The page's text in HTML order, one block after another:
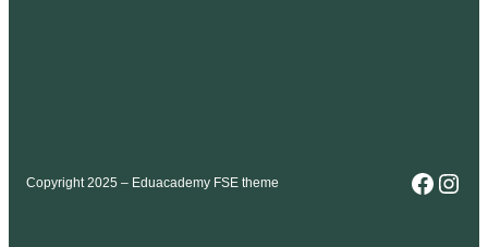
Copyright 2025 – Eduacademy FSE theme